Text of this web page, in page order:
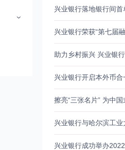
兴业银行落地银行间首
兴业银行荣获“第七届
助力乡村振兴 兴业银
兴业银行开启本外币
擦亮“三张名片” 为中
兴业银行与哈尔滨工
兴业银行成功举办